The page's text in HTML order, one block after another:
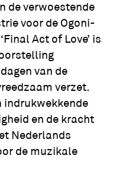
de verwoestende
voor de Ogoni-
Act of Love’ is
van de
verzet.
indrukwekkende
en de kracht
Nederlands
de muzikale